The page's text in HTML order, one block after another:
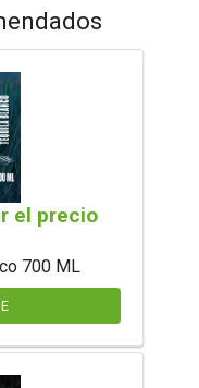
el precio
700 ML